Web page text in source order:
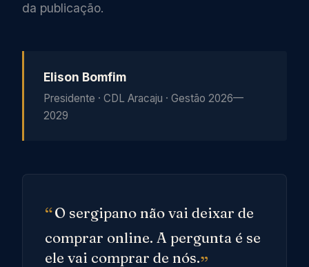
da publicação.
Elison Bomfim
Presidente · CDL Aracaju · Gestão 2026—
2029
O sergipano não vai deixar de
comprar online. A pergunta é se
ele vai comprar de nós.